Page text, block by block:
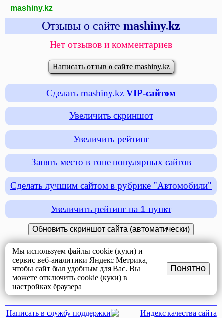
mashiny.kz
Отзывы о сайте mashiny.kz
Нет отзывов и комментариев
Написать отзыв о сайте mashiny.kz
Сделать mashiny.kz VIP-сайтом
Увеличить скриншот
Увеличить рейтинг
Занять место в топе популярных сайтов
Сделать лучшим сайтом в рубрике "Автомобили"
Увеличить рейтинг на 1 пункт
Мы используем файлы cookie (куки) и
сервис веб-аналитики Яндекс Метрика,
чтобы сайт был удобным для Вас. Вы
можете отключить cookie (куки) в
настройках браузера
Понятно
Написать в службу поддержки